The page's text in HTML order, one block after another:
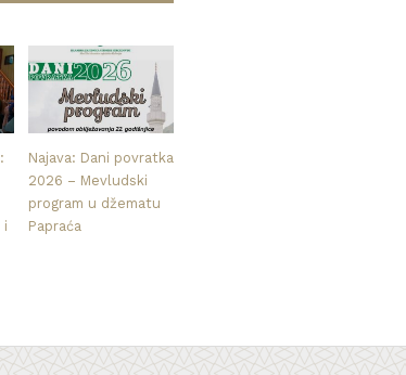
i
Najava: Dani povratka
2026 – Mevludski
program u džematu
Papraća